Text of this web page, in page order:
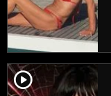
player2